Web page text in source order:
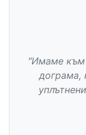
"Имаме към
дограма,